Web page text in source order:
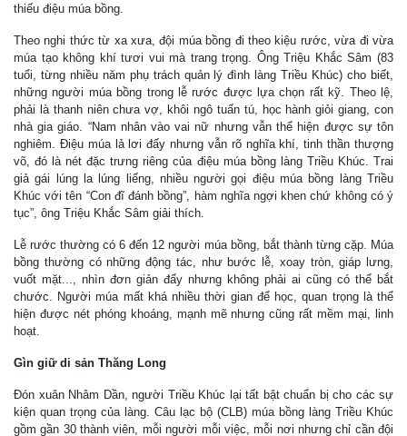
thiếu điệu múa bồng.
Theo nghi thức từ xa xưa, đội múa bồng đi theo kiệu rước, vừa đi vừa
múa tạo không khí tươi vui mà trang trọng. Ông Triệu Khắc Sâm (83
tuổi, từng nhiều năm phụ trách quản lý đình làng Triều Khúc) cho biết,
những người múa bồng trong lễ rước được lựa chọn rất kỹ. Theo lệ,
phải là thanh niên chưa vợ, khôi ngô tuấn tú, học hành giỏi giang, con
nhà gia giáo. “Nam nhân vào vai nữ nhưng vẫn thể hiện được sự tôn
nghiêm. Điệu múa lả lơi đấy nhưng vẫn rõ nghĩa khí, tinh thần thượng
võ, đó là nét đặc trưng riêng của điệu múa bồng làng Triều Khúc. Trai
giả gái lúng la lúng liếng, nhiều người gọi điệu múa bồng làng Triều
Khúc với tên “Con đĩ đánh bồng”, hàm nghĩa ngợi khen chứ không có ý
tục”, ông Triệu Khắc Sâm giải thích.
Lễ rước thường có 6 đến 12 người múa bồng, bắt thành từng cặp. Múa
bồng thường có những động tác, như bước lễ, xoay tròn, giáp lưng,
vuốt mặt..., nhìn đơn giản đấy nhưng không phải ai cũng có thể bắt
chước. Người múa mất khá nhiều thời gian để học, quan trọng là thể
hiện được nét phóng khoáng, mạnh mẽ nhưng cũng rất mềm mại, linh
hoạt.
Gìn giữ di sản Thăng Long
Đón xuân Nhâm Dần, người Triều Khúc lại tất bật chuẩn bị cho các sự
kiện quan trọng của làng. Câu lạc bộ (CLB) múa bồng làng Triều Khúc
gồm gần 30 thành viên, mỗi người mỗi việc, mỗi nơi nhưng chỉ cần đội